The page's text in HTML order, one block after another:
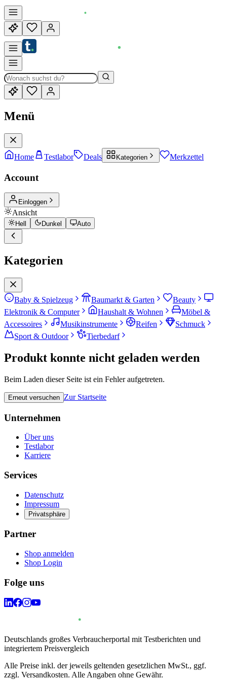
Menü
Home Testlabor Deals Kategorien Merkzettel
Account
Einloggen
Ansicht
Hell Dunkel Auto
Kategorien
Baby & Spielzeug Baumarkt & Garten
Beauty
Elektronik & Computer
Haushalt & Wohnen
Möbel &
Accessoires
Musikinstrumente Reifen
Schmuck
Sport & Outdoor
Tierbedarf
Produkt konnte nicht geladen werden
Beim Laden dieser Seite ist ein Fehler aufgetreten.
Erneut versuchen Zur Startseite
Unternehmen
Über uns
Testlabor
Karriere
Services
Datenschutz
Impressum
Privatsphäre
Partner
Shop anmelden
Shop Login
Folge uns
Deutschlands großes Verbraucherportal mit Testberichten und
integriertem Preisvergleich
Alle Preise inkl. der jeweils geltenden gesetzlichen MwSt., ggf.
zzgl. Versandkosten. Alle Angaben ohne Gewähr.